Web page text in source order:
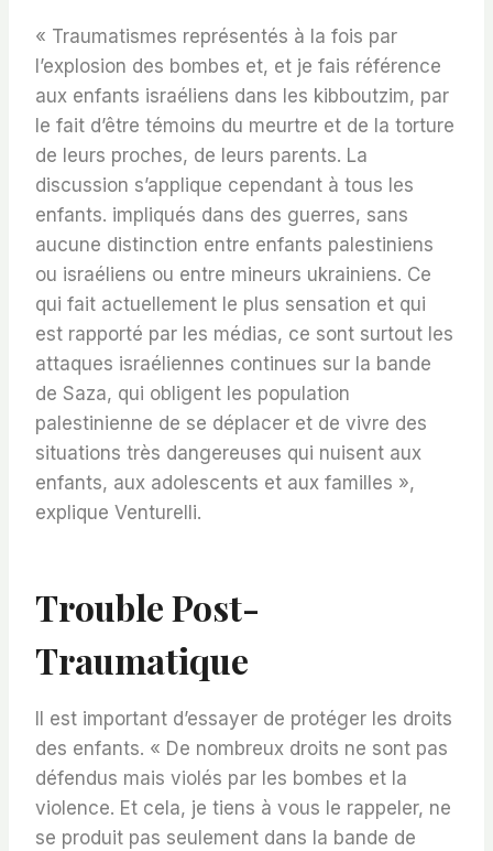
« Traumatismes représentés à la fois par
l’explosion des bombes et, et je fais référence
aux enfants israéliens dans les kibboutzim, par
le fait d’être témoins du meurtre et de la torture
de leurs proches, de leurs parents. La
discussion s’applique cependant à tous les
enfants. impliqués dans des guerres, sans
aucune distinction entre enfants palestiniens
ou israéliens ou entre mineurs ukrainiens. Ce
qui fait actuellement le plus sensation et qui
est rapporté par les médias, ce sont surtout les
attaques israéliennes continues sur la bande
de Saza, qui obligent les population
palestinienne de se déplacer et de vivre des
situations très dangereuses qui nuisent aux
enfants, aux adolescents et aux familles »,
explique Venturelli.
Trouble Post-
Traumatique
Il est important d’essayer de protéger les droits
des enfants. « De nombreux droits ne sont pas
défendus mais violés par les bombes et la
violence. Et cela, je tiens à vous le rappeler, ne
se produit pas seulement dans la bande de